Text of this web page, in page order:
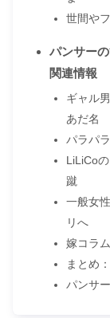
世間や
パンサー
関連情報
ギャル
あだ名
パラパ
LiLiCo
蹴
一般女
リへ
嫁コラ
まとめ
パンサ